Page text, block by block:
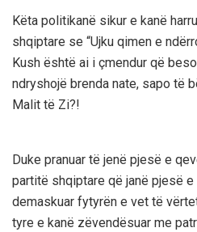
Këta politikanë sikur e kanë
shqiptare se “Ujku qimen e
Kush është ai i çmendur që
ndryshojë brenda nate, sapo të
Malit të Zi?!
Duke pranuar të jenë pjesë e
partitë shqiptare që janë pjesë
demaskuar fytyrën e vet të
tyre e kanë zëvendësuar me